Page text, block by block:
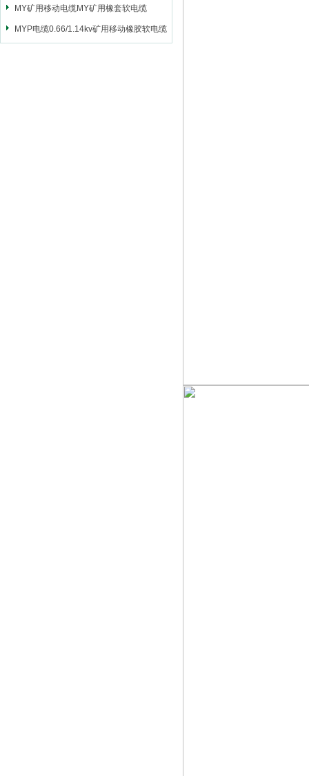
MY矿用移动电缆MY矿用橡套软电缆
MYP电缆0.66/1.14kv矿用移动橡胶软电缆